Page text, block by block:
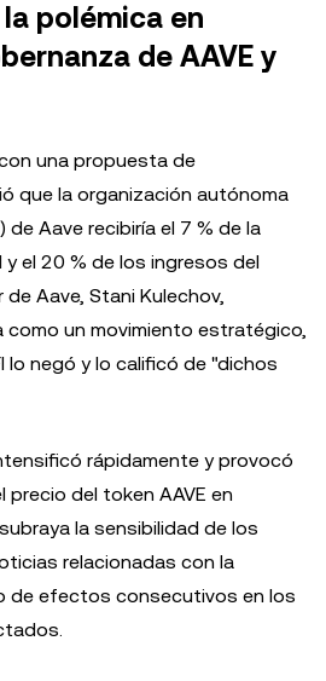
polémica en
de AAVE y
una propuesta de
que la organización autónoma
Aave recibiría el 7 % de la
el 20 % de los ingresos del
Aave, Stani Kulechov,
un movimiento estratégico,
lo negó y lo calificó de "dichos
rápidamente y provocó
precio del token AAVE en
la sensibilidad de los
relacionadas con la
de efectos consecutivos en los